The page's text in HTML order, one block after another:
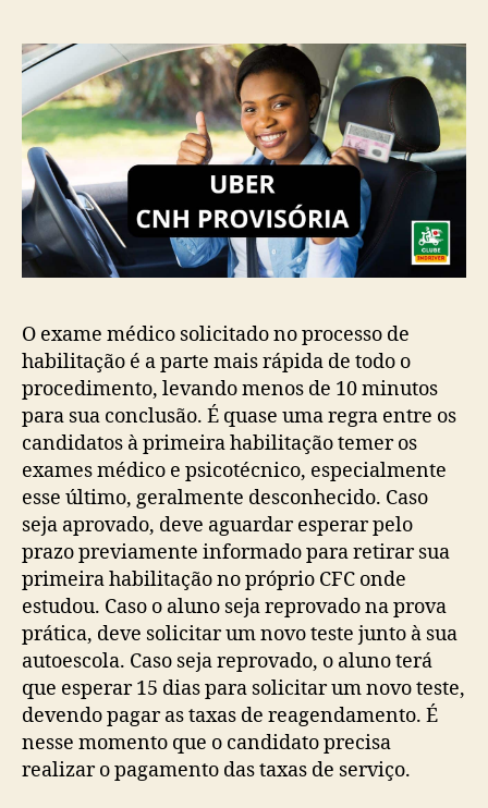
O exame médico solicitado no processo de
habilitação é a parte mais rápida de todo o
procedimento, levando menos de 10 minutos
para sua conclusão. É quase uma regra entre os
candidatos à primeira habilitação temer os
exames médico e psicotécnico, especialmente
esse último, geralmente desconhecido. Caso
seja aprovado, deve aguardar esperar pelo
prazo previamente informado para retirar sua
primeira habilitação no próprio CFC onde
estudou. Caso o aluno seja reprovado na prova
prática, deve solicitar um novo teste junto à sua
autoescola. Caso seja reprovado, o aluno terá
que esperar 15 dias para solicitar um novo teste,
devendo pagar as taxas de reagendamento. É
nesse momento que o candidato precisa
realizar o pagamento das taxas de serviço.